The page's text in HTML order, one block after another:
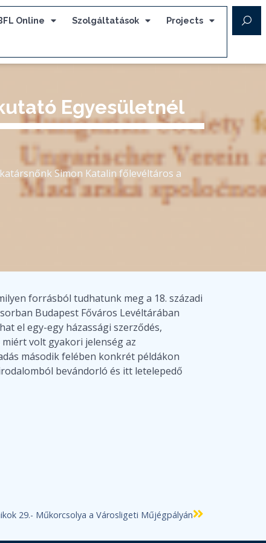
Online Szolgáltatások Projects
Egyesületnél
Simon Katalin főlevéltáros a
forrásból tudhatunk meg a 18. századi
Budapest Főváros Levéltárában
el egy-egy házassági szerződés,
volt gyakori jelenség az
második felében konkrét példákon
bevándorló és itt letelepedő
29.- Műkorcsolya a Városligeti Műjégpályán